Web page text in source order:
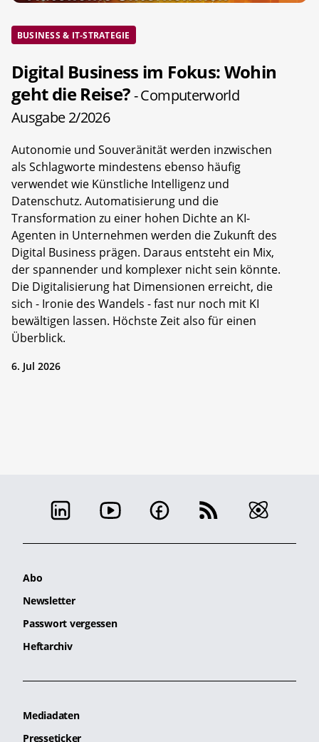
BUSINESS & IT-STRATEGIE
Digital Business im Fokus: Wohin
geht die Reise?- Computerworld
Ausgabe 2/2026
Autonomie und Souveränität werden inzwischen
als Schlagworte mindestens ebenso häufig
verwendet wie Künstliche Intelligenz und
Datenschutz. Automatisierung und die
Transformation zu einer hohen Dichte an KI-
Agenten in Unternehmen werden die Zukunft des
Digital Business prägen. Daraus entsteht ein Mix,
der spannender und komplexer nicht sein könnte.
Die Digitalisierung hat Dimensionen erreicht, die
sich - Ironie des Wandels - fast nur noch mit KI
bewältigen lassen. Höchste Zeit also für einen
Überblick.
6. Jul 2026
Abo
Newsletter
Passwort vergessen
Heftarchiv
Mediadaten
Presseticker